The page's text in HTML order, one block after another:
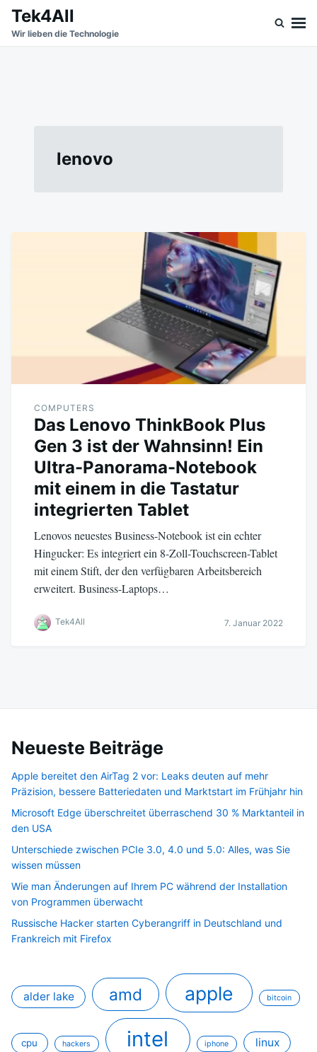
SkipSearch
for:
Tek4All
Wir lieben die Technologie
lenovo
COMPUTERS
Das Lenovo ThinkBook Plus
Gen 3 ist der Wahnsinn! Ein
Ultra-Panorama-Notebook
mit einem in die Tastatur
integrierten Tablet
Lenovos neuestes Business-Notebook ist ein echter
Hingucker: Es integriert ein 8-Zoll-Touchscreen-Tablet
mit einem Stift, der den verfügbaren Arbeitsbereich
erweitert. Business-Laptops…
Tek4All 7. Januar 2022
Neueste Beiträge
Apple bereitet den AirTag 2 vor: Leaks deuten auf mehr
Präzision, bessere Batteriedaten und Marktstart im Frühjahr hin
Microsoft Edge überschreitet überraschend 30 % Marktanteil in
den USA
Unterschiede zwischen PCIe 3.0, 4.0 und 5.0: Alles, was Sie
wissen müssen
Wie man Änderungen auf Ihrem PC während der Installation
von Programmen überwacht
Russische Hacker starten Cyberangriff in Deutschland und
Frankreich mit Firefox
alder lake amd apple bitcoin
cpu hackers intel iphone linux